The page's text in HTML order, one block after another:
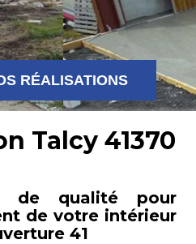
RÉALISATIONS
Talcy 41370
de qualité pour
de votre intérieur
41